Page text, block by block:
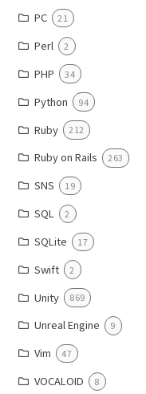
PC 21
Perl 2
PHP 34
Python 94
Ruby 212
Ruby on Rails 263
SNS 19
SQL 2
SQLite 17
Swift 2
Unity 869
Unreal Engine 9
Vim 47
VOCALOID 8